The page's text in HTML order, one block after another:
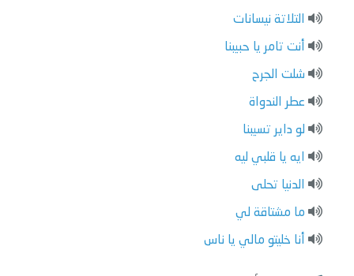
التلاتة نيسانات
أنت تامر يا حبيبنا
شلت الجرح
عطر الندواة
لو داير تسيبنا
ايه يا قلبي ليه
الدنيا تحلى
ما مشتاقة لي
أنا خليتو مالي يا ناس